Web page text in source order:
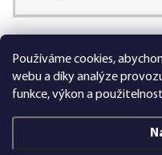
Používáme cookies,
webu a díky analýze
funkce, výkon a
99